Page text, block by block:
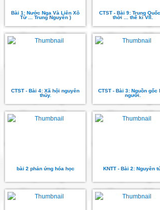
Bài 1: Nước Nga Và Liên Xô
Từ ... Trung Nguyên )
CTST - Bài 9: Trung
thời ... thế kỉ VII.
CTST - Bài 4: Xã hội nguyên
thủy.
CTST - Bài 3: Nguồn gốc
người.
bài 2 phản ứng hóa học KNTT - Bài 2: Nguyên